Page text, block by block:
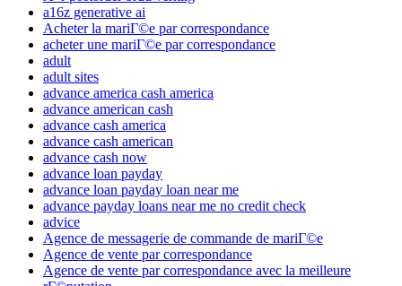
a16z generative ai
Acheter la mariГ©e par correspondance
acheter une mariГ©e par correspondance
adult
adult sites
advance america cash america
advance american cash
advance cash america
advance cash american
advance cash now
advance loan payday
advance loan payday loan near me
advance payday loans near me no credit check
advice
Agence de messagerie de commande de mariГ©e
Agence de vente par correspondance
Agence de vente par correspondance avec la meilleure